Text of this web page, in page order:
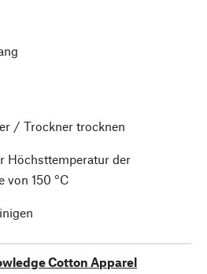
/ Trockner trocknen
Höchsttemperatur der
von 150 °C
Cotton Apparel